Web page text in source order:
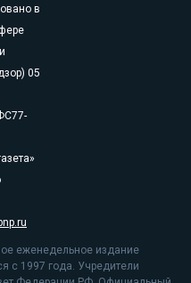
в
05
еженедельное издание
с 1997 года. Учредители